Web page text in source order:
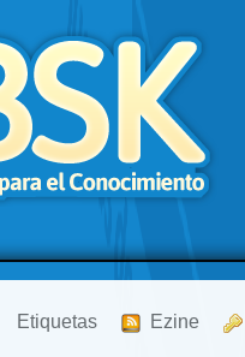
Etiquetas Ezine